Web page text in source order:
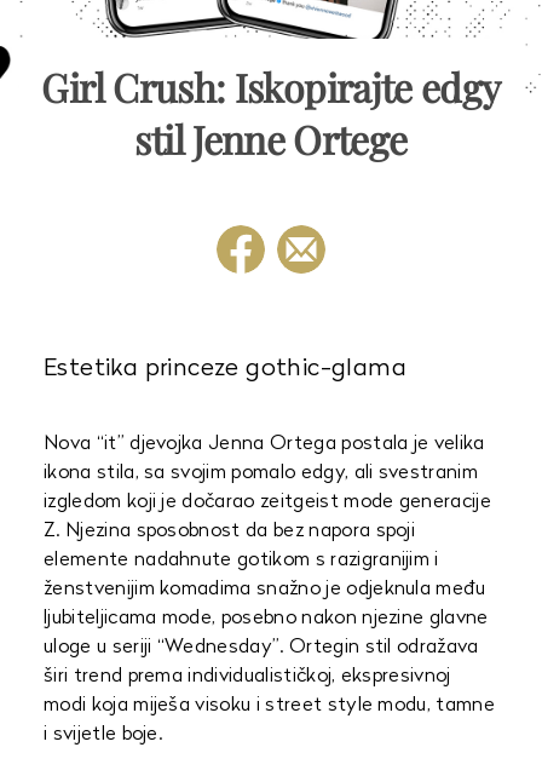
Girl Crush: Iskopirajte edgy
stil Jenne Ortege
Estetika princeze gothic-glama
Nova “it” djevojka Jenna Ortega postala je velika
ikona stila, sa svojim pomalo edgy, ali svestranim
izgledom koji je dočarao zeitgeist mode generacije
Z. Njezina sposobnost da bez napora spoji
elemente nadahnute gotikom s razigranijim i
ženstvenijim komadima snažno je odjeknula među
ljubiteljicama mode, posebno nakon njezine glavne
uloge u seriji “Wednesday”. Ortegin stil odražava
širi trend prema individualističkoj, ekspresivnoj
modi koja miješa visoku i street style modu, tamne
i svijetle boje.